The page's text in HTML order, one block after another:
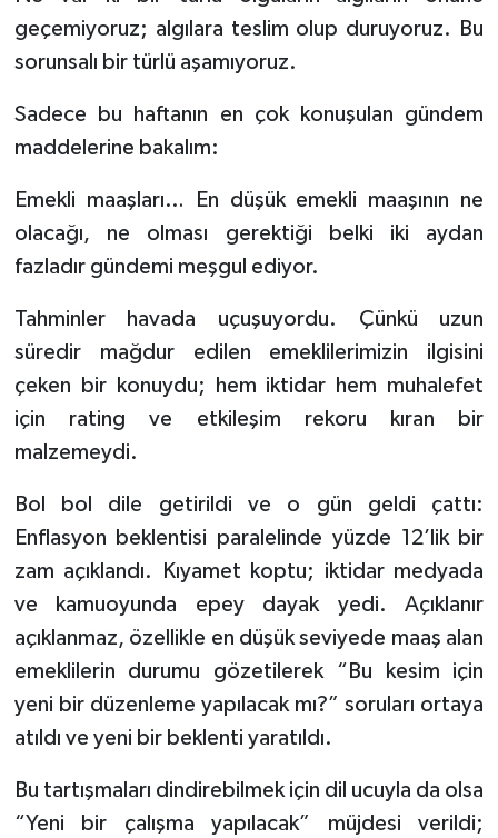
geçemiyoruz; algılara teslim olup duruyoruz. Bu
sorunsalı bir türlü aşamıyoruz.
Sadece bu haftanın en çok konuşulan gündem
maddelerine bakalım:
Emekli maaşları… En düşük emekli maaşının ne
olacağı, ne olması gerektiği belki iki aydan
fazladır gündemi meşgul ediyor.
Tahminler havada uçuşuyordu. Çünkü uzun
süredir mağdur edilen emeklilerimizin ilgisini
çeken bir konuydu; hem iktidar hem muhalefet
için rating ve etkileşim rekoru kıran bir
malzemeydi.
Bol bol dile getirildi ve o gün geldi çattı:
Enflasyon beklentisi paralelinde yüzde 12’lik bir
zam açıklandı. Kıyamet koptu; iktidar medyada
ve kamuoyunda epey dayak yedi. Açıklanır
açıklanmaz, özellikle en düşük seviyede maaş alan
emeklilerin durumu gözetilerek “Bu kesim için
yeni bir düzenleme yapılacak mı?” soruları ortaya
atıldı ve yeni bir beklenti yaratıldı.
Bu tartışmaları dindirebilmek için dil ucuyla da olsa
“Yeni bir çalışma yapılacak” müjdesi verildi;